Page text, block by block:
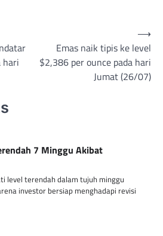
hari
Emas naik tipis ke level
$2,386 per ounce pada hari
Jumat (26/07)
⟶
7 Minggu Akibat
level terendah dalam tujuh minggu
investor bersiap menghadapi revisi